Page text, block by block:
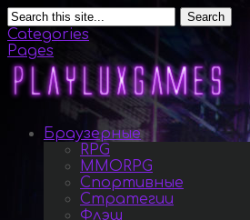
Search
Categories
Pages
Браузерные
RPG
MMORPG
Спортивные
Стратегии
Флэш